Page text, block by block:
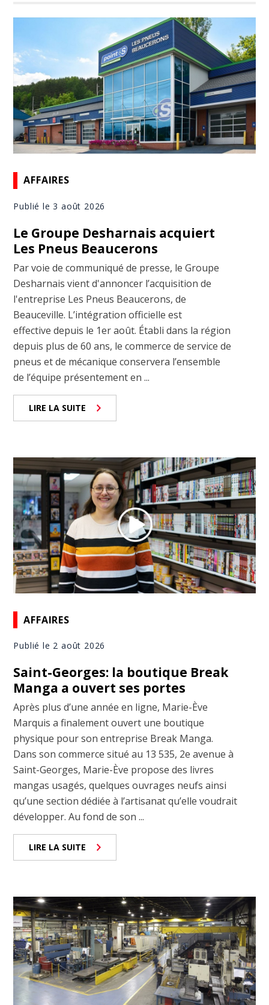
AFFAIRES
Publié le 3 août 2026
Le Groupe Desharnais acquiert
Les Pneus Beaucerons
Par voie de communiqué de presse, le Groupe
Desharnais vient d'annoncer l’acquisition de
l'entreprise Les Pneus Beaucerons, de
Beauceville. L’intégration officielle est
effective depuis le 1er août. Établi dans la région
depuis plus de 60 ans, le commerce de service de
pneus et de mécanique conservera l’ensemble
de l’équipe présentement en ...
LIRE LA SUITE
AFFAIRES
Publié le 2 août 2026
Saint-Georges: la boutique Break
Manga a ouvert ses portes
Après plus d’une année en ligne, Marie-Ève
Marquis a finalement ouvert une boutique
physique pour son entreprise Break Manga.
Dans son commerce situé au 13 535, 2e avenue à
Saint-Georges, Marie-Ève propose des livres
mangas usagés, quelques ouvrages neufs ainsi
qu’une section dédiée à l’artisanat qu’elle voudrait
développer. Au fond de son ...
LIRE LA SUITE